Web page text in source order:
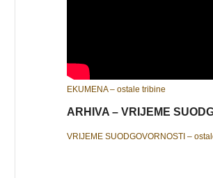
EKUMENA – ostale tribine
ARHIVA – VRIJEME
VRIJEME SUODGOVORNOSTI –